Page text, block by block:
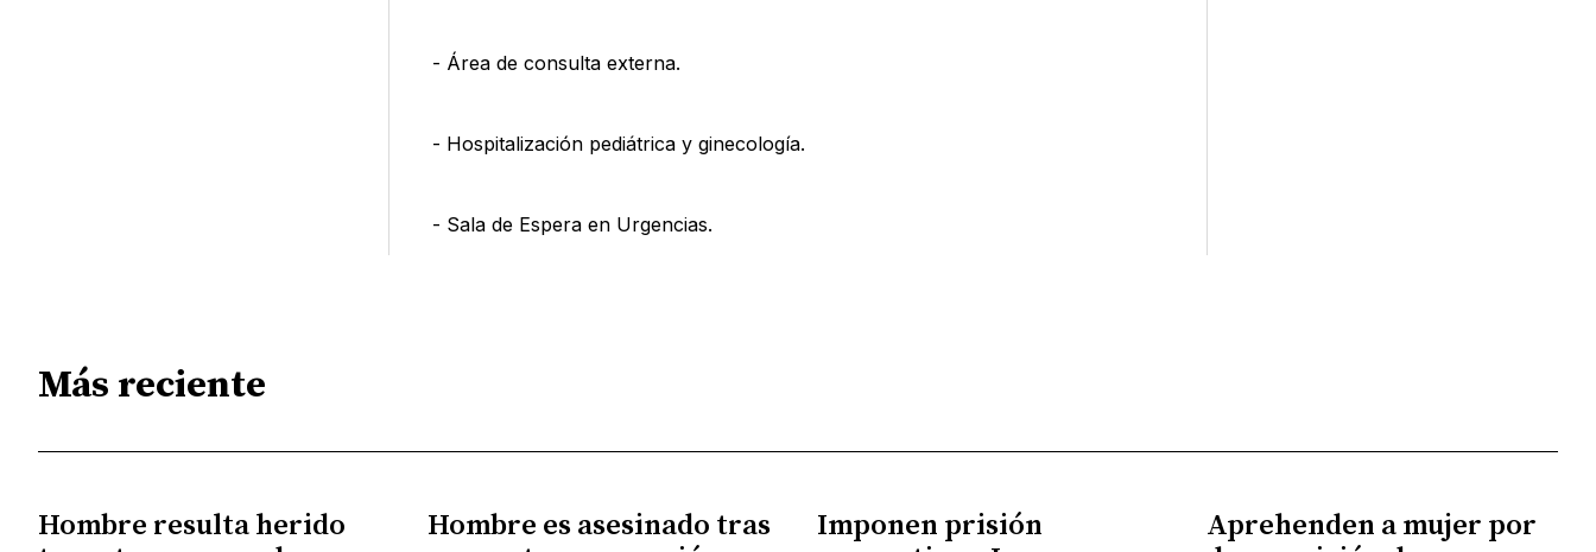
- Área de consulta externa.
- Hospitalización pediátrica y ginecología.
- Sala de Espera en Urgencias.
Más reciente
Hombre resulta herido
Hombre es asesinado tras
Imponen prisión
Aprehenden a mujer por